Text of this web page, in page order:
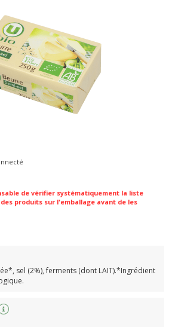
de vérifier systématiquement la liste
produits sur l'emballage avant de les
sel (2%), ferments (dont LAIT).*Ingrédient